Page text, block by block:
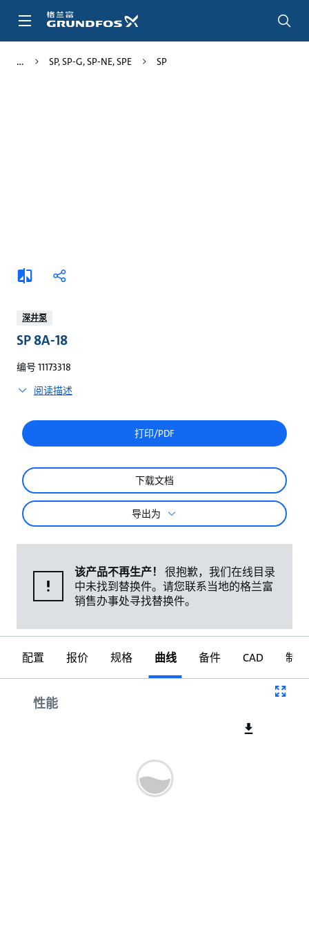
SP, SP-G, SP-NE, SPE SP
添
加
较
分
深井泵
SP 8A-18
编号 11173318
阅读描述
打印/PDF
下载文档
导出为
该产品不再生产！
很抱歉，我们在线目录
中未找到替换件。请您联系当地的格兰富
销售办事处寻找替换件。
配置 报价 规格 曲线 备件 CAD 制图
性能